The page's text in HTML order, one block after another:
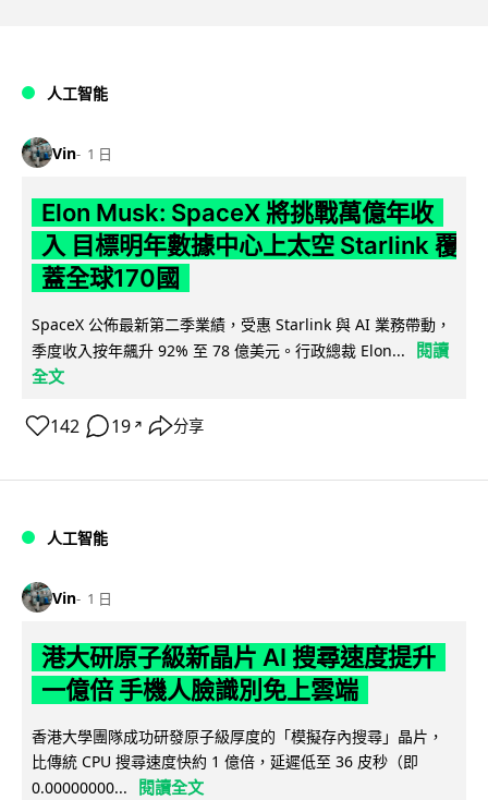
人工智能
Vin 1 日
Elon Musk: SpaceX 將挑戰萬億年收
入 目標明年數據中心上太空 Starlink 覆
蓋全球170國
SpaceX 公佈最新第二季業績，受惠 Starlink 與 AI 業務帶動，
季度收入按年飆升 92% 至 78 億美元。行政總裁 Elon...
閱讀
全文
142 19 ↗ 分享
人工智能
Vin 1 日
港大研原子級新晶片 AI 搜尋速度提升
一億倍 手機人臉識別免上雲端
香港大學團隊成功研發原子級厚度的「模擬存內搜尋」晶片，
比傳統 CPU 搜尋速度快約 1 億倍，延遲低至 36 皮秒（即
0.00000000...
閱讀全文